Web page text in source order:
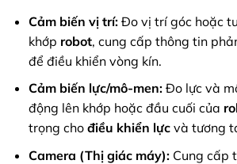
Cảm biến vị trí:Đo vị trí góc hoặc
khớp robot, cung cấp thông tin
để điều khiển vòng kín.
Cảm biến lực/mô-men:Đo lực và
động lên khớp hoặc đầu cuối của
trọng cho điều khiển lựcvà tương
Camera (Thị giác máy):Cung cấp